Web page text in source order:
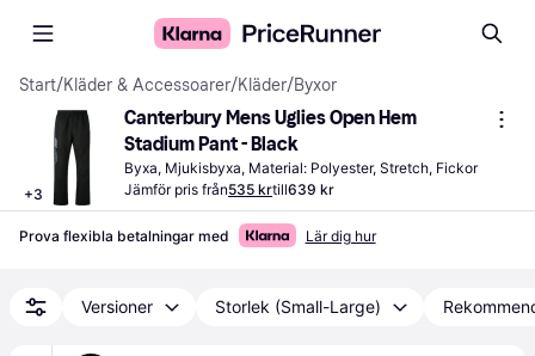
Start/Kläder & Accessoarer/Kläder/Byxor
+3
Canterbury Mens Uglies Open Hem
Stadium Pant - Black
Byxa, Mjukisbyxa, Material: Polyester, Stretch, Fickor
Jämför pris från535 krtill639 kr
Prova flexibla betalningar med Lär dig hur
Versioner Storlek (Small-Large)